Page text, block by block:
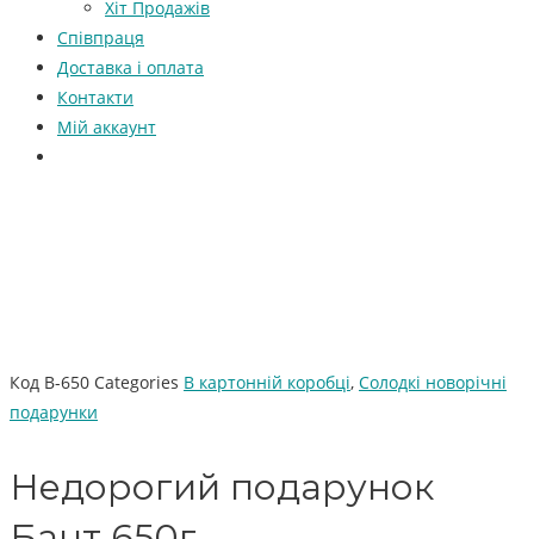
Хіт Продажів
Співпраця
Доставка і оплата
Контакти
Мій аккаунт
Код В-650 Categories В картонній коробці, Солодкі новорічні
подарунки
Недорогий подарунок